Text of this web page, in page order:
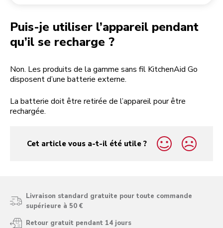
Puis-je utiliser l’appareil pendant
qu’il se recharge ?
Non. Les produits de la gamme sans fil KitchenAid Go
disposent d’une batterie externe.
La batterie doit être retirée de l’appareil pour être
rechargée.
Cet article vous a-t-il été utile ?
yes
no
Livraison standard gratuite pour toute commande
supérieure à 50 €
Retour gratuit pendant 14 jours